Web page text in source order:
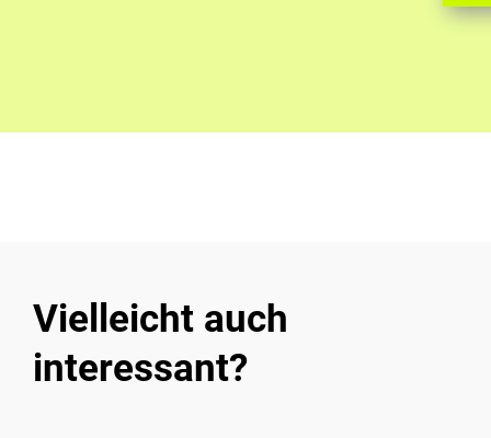
Vielleicht auch
interessant?